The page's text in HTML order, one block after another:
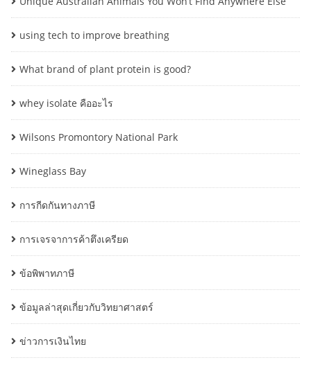
using tech to improve breathing
What brand of plant protein is good?
whey isolate คืออะไร
Wilsons Promontory National Park
Wineglass Bay
การกีดกันทางภาษี
การเจรจาการค้าตึงเครียด
ข้อพิพาทภาษี
ข้อมูลล่าสุดเกี่ยวกับวิทยาศาสตร์
ข่าวการเงินไทย